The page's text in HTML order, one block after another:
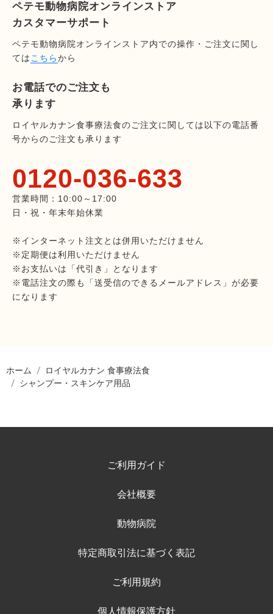
ペテモ動物病院オンラインストア
カスタマーサポート
ペテモ動物病院オンラインストア内での操作・ご注文に関し
てはこちらから
お電話でのご注文も
承ります
ロイヤルカナン食事療法食のご注文に関しては以下の電話番
号からのご注文も承ります
0120-036-633
営業時間：10:00～17:00
日・祝・年末年始休業
※インターネット注文とは併用いただけません
※定期便は利用いただけません
※お支払いは「代引き」となります
※電話注文の際も「送受信のできるメールアドレス」が必要
になります
ホーム
ロイヤルカナン 食事療法食
シャンプー・スキンケア用品
ご利用ガイド
会社概要
動物病院
特定商取引法に基づく表記
ご利用規約
個人情報保護方針